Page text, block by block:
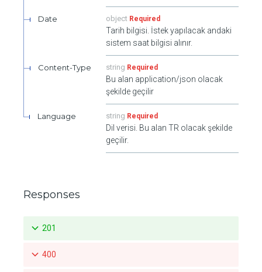
Date object Required
Tarih bilgisi. İstek yapılacak andaki
sistem saat bilgisi alınır.
Content-Type string Required
Bu alan application/json olacak
şekilde geçilir
Language string Required
Dil verisi. Bu alan TR olacak şekilde
geçilir.
Responses
201
400